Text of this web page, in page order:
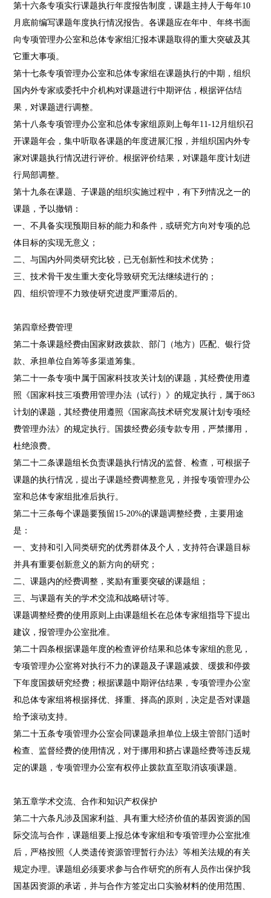
第十六条专项实行课题执行年度报告制度，课题主持人于每年10
月底前编写课题年度执行情况报告。各课题应在年中、年终书面
向专项管理办公室和总体专家组汇报本课题取得的重大突破及其
它重大事项。
第十七条专项管理办公室和总体专家组在课题执行的中期，组织
国内外专家或委托中介机构对课题进行中期评估，根据评估结
果，对课题进行调整。
第十八条专项管理办公室和总体专家组原则上每年11-12月组织召
开课题年会，集中听取各课题的年度进展汇报，并组织国内外专
家对课题执行情况进行评价。根据评价结果，对课题年度计划进
行局部调整。
第十九条在课题、子课题的组织实施过程中，有下列情况之一的
课题，予以撤销：
一、不具备实现预期目标的能力和条件，或研究方向对专项的总
体目标的实现无意义；
二、与国内外同类研究比较，已无创新性和技术优势；
三、技术骨干发生重大变化导致研究无法继续进行的；
四、组织管理不力致使研究进度严重滞后的。
第四章经费管理
第二十条课题经费由国家财政拨款、部门（地方）匹配、银行贷
款、承担单位自筹等多渠道筹集。
第二十一条专项中属于国家科技攻关计划的课题，其经费使用遵
照《国家科技三项费用管理办法（试行）》的规定执行，属于863
计划的课题，其经费使用遵照《国家高技术研究发展计划专项经
费管理办法》的规定执行。国拨经费必须专款专用，严禁挪用，
杜绝浪费。
第二十二条课题组长负责课题执行情况的监督、检查，可根据子
课题的执行情况，提出子课题经费调整意见，并报专项管理办公
室和总体专家组批准后执行。
第二十三条每个课题要预留15-20%的课题调整经费，主要用途
是：
一、支持和引入同类研究的优秀群体及个人，支持符合课题目标
并具有重要创新意义的新方向的研究；
二、课题内的经费调整，奖励有重要突破的课题组；
三、与课题有关的学术交流和战略研讨等。
课题调整经费的使用原则上由课题组长在总体专家组指导下提出
建议，报管理办公室批准。
第二十四条根据课题年度的检查评价结果和总体专家组的意见，
专项管理办公室将对执行不力的课题及子课题减拨、缓拨和停拨
下年度国拨研究经费；根据课题中期评估结果，专项管理办公室
和总体专家组将根据择优、择重、择高的原则，决定是否对课题
给予滚动支持。
第二十五条专项管理办公室会同课题承担单位上级主管部门适时
检查、监督经费的使用情况，对于挪用和挤占课题经费等违反规
定的课题，专项管理办公室有权停止拨款直至取消该项课题。
第五章学术交流、合作和知识产权保护
第二十六条凡涉及国家利益、具有重大经济价值的基因资源的国
际交流与合作，课题组要上报总体专家组和专项管理办公室批准
后，严格按照《人类遗传资源管理暂行办法》等相关法规的有关
规定办理。课题组必须要求参与合作研究的所有人员作出保护我
国基因资源的承诺，并与合作方签定出口实验材料的使用范围、